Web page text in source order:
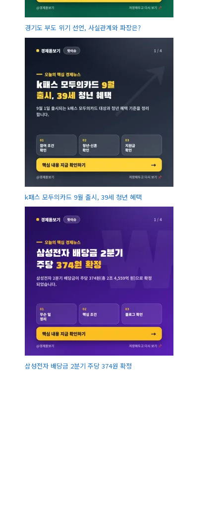
경기도 부도 위기 선언, 사실관계와 파장은?
k패스 모두의카드 9월 출시, 39세 청년 혜택
삼성전자 배당금 2분기 주당 374원 확정